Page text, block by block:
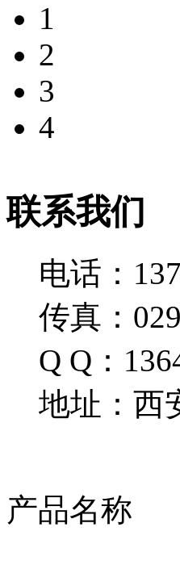
1
2
3
4
联系我们
电话：
传真：
Q Q：
地址：西
产品名称